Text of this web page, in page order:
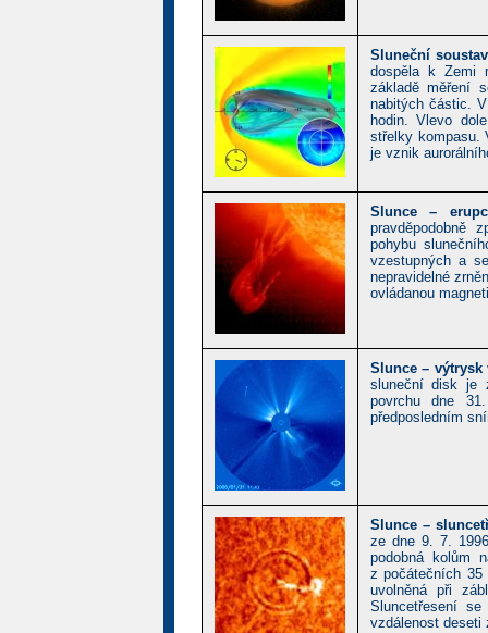
Sluneční
dospěla k Zemi
základě měření
nabitých částic.
hodin. Vlevo
střelky kompasu.
je vznik
Slunce –
pravděpodobně
pohybu
vzestupných a
nepravidelné
ovládanou
Slunce – výtrysk
sluneční disk je
povrchu dne
předposledním
Slunce –
ze dne 9. 7.
podobná kolům
z počátečních 35
uvolněná při
Sluncetřesení
vzdálenost deseti